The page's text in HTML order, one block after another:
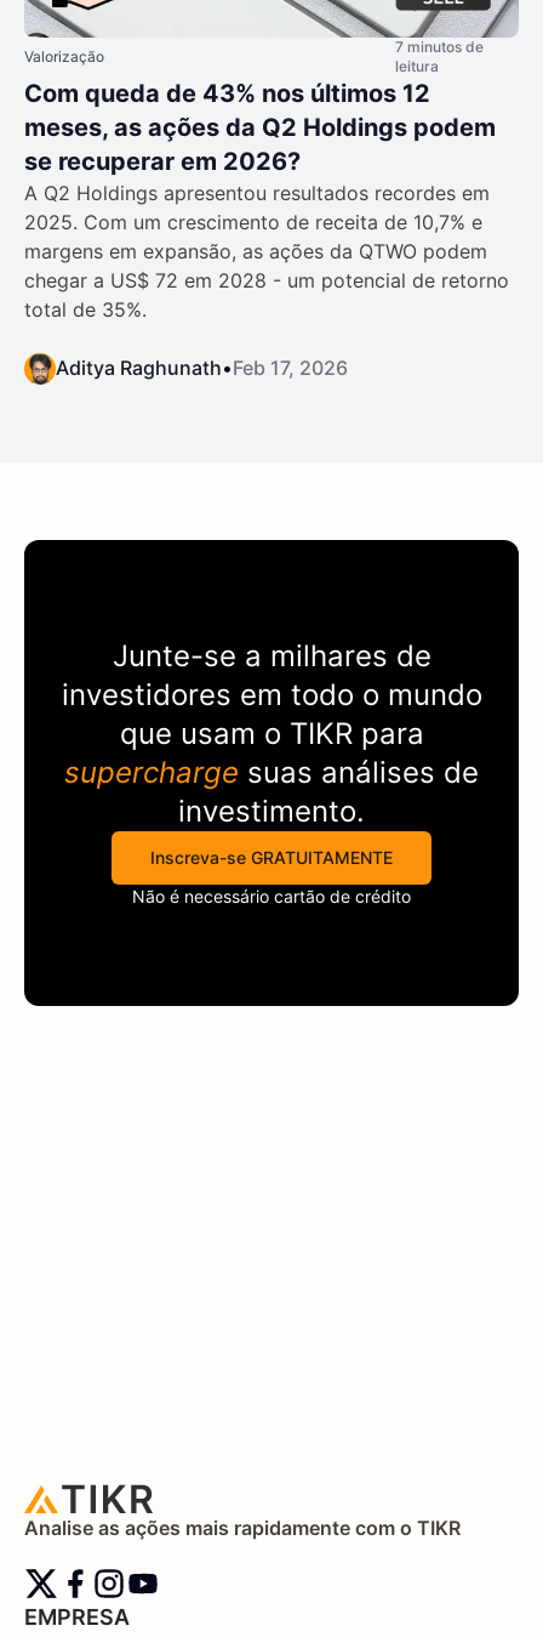
Valorização
7 minutos de
leitura
Com queda de 43% nos últimos 12
meses, as ações da Q2 Holdings podem
se recuperar em 2026?
A Q2 Holdings apresentou resultados recordes em
2025. Com um crescimento de receita de 10,7% e
margens em expansão, as ações da QTWO podem
chegar a US$ 72 em 2028 - um potencial de retorno
total de 35%.
Aditya Raghunath•Feb 17, 2026
Junte-se a milhares de
investidores em todo o mundo
que usam o TIKR para
supercharge suas análises de
investimento.
Inscreva-se GRATUITAMENTE
Não é necessário cartão de crédito
Analise as ações mais rapidamente com o TIKR
EMPRESA